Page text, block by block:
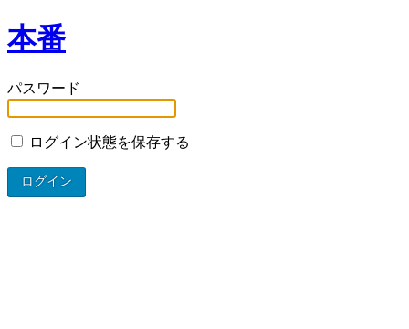
本番
パスワード
ログイン状態を保存する